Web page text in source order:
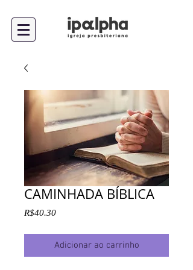
CAMINHADA BÍBLICA
R$40.30Preço
Adicionar ao carrinho